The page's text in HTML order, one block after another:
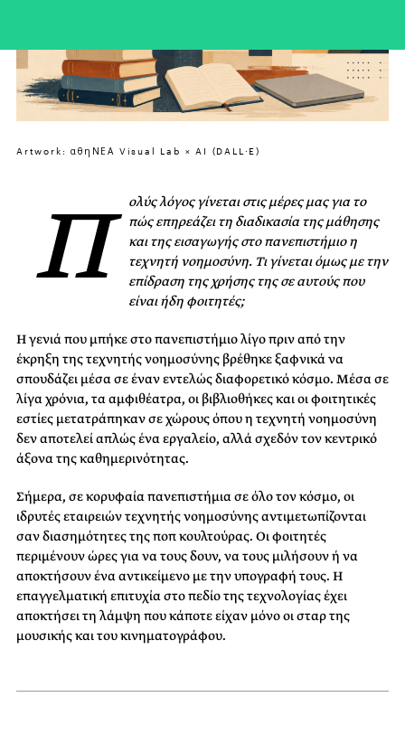
Artwork: αθηΝΕΑ Visual Lab × AI (DALL·E)
Π
ολύς λόγος γίνεται στις μέρες μας για το
πώς επηρεάζει τη διαδικασία της μάθησης
και της εισαγωγής στο πανεπιστήμιο η
τεχνητή νοημοσύνη. Τι γίνεται όμως με την
επίδραση της χρήσης της σε αυτούς που
είναι ήδη φοιτητές;
Η γενιά που μπήκε στο πανεπιστήμιο λίγο πριν από την
έκρηξη της τεχνητής νοημοσύνης βρέθηκε ξαφνικά να
σπουδάζει μέσα σε έναν εντελώς διαφορετικό κόσμο. Μέσα σε
λίγα χρόνια, τα αμφιθέατρα, οι βιβλιοθήκες και οι φοιτητικές
εστίες μετατράπηκαν σε χώρους όπου η τεχνητή νοημοσύνη
δεν αποτελεί απλώς ένα εργαλείο, αλλά σχεδόν τον κεντρικό
άξονα της καθημερινότητας.
Σήμερα, σε κορυφαία πανεπιστήμια σε όλο τον κόσμο, οι
ιδρυτές εταιρειών τεχνητής νοημοσύνης αντιμετωπίζονται
σαν διασημότητες της ποπ κουλτούρας. Οι φοιτητές
περιμένουν ώρες για να τους δουν, να τους μιλήσουν ή να
αποκτήσουν ένα αντικείμενο με την υπογραφή τους. Η
επαγγελματική επιτυχία στο πεδίο της τεχνολογίας έχει
αποκτήσει τη λάμψη που κάποτε είχαν μόνο οι σταρ της
μουσικής και του κινηματογράφου.